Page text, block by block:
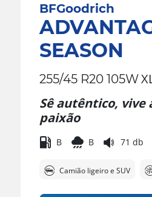
BFGoodrich
SEASON
255/45 R20 105W
Sê autêntico, vive
paixão
B B 71 db
Camião ligeiro e SUV